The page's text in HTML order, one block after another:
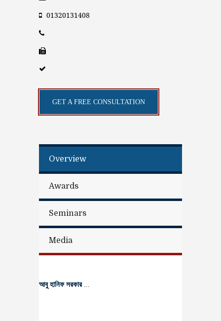
01320131408
GET A FREE CONSULTATION
Overview
Awards
Seminars
Media
আবু হানিফ সরকার...